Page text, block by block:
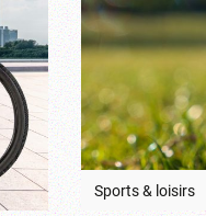
Sports & loisirs